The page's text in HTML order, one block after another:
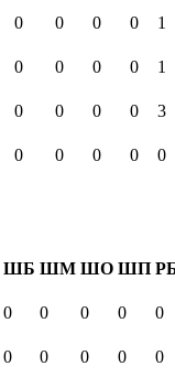
0 0 0 0 1
0 0 0 0 1
0 0 0 0 3
0 0 0 0 0
ШБ ШМ ШО ШП
0 0 0 0 0
0 0 0 0 0